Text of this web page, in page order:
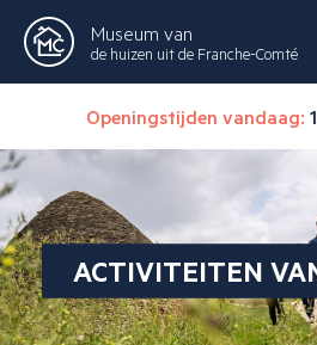
Museum van
de huizen uit de Franche-Comté
Openingstijden vandaag:
ACTIVITEITEN